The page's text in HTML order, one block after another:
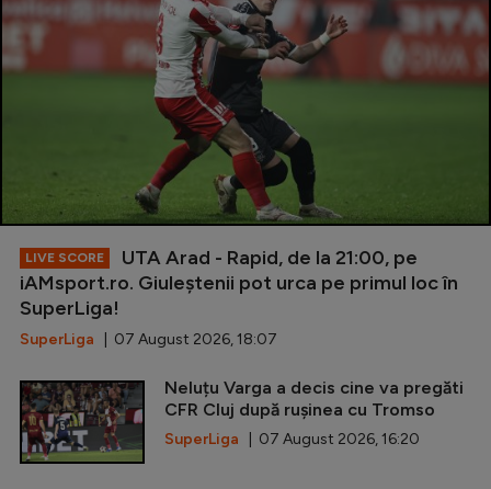
LIVE SCORE
UTA Arad - Rapid, de la 21:00, pe
iAMsport.ro. Giuleștenii pot urca pe primul loc în
SuperLiga!
SuperLiga | 07 August 2026, 18:07
Neluțu Varga a decis cine va pregăti
CFR Cluj după rușinea cu Tromso
SuperLiga | 07 August 2026, 16:20